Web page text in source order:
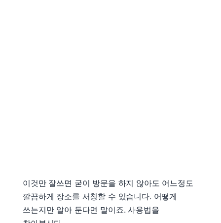
이것만 잘쓰면 굳이 방문을 하지 않아도 어느정도
깔끔하게 장소를 서칭할 수 있습니다. 어떻게
쓰는지만 알아 둔다면 말이죠. 사용법을